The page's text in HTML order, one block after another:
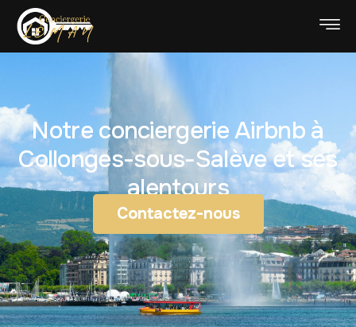
Notre conciergerie Airbnb à
Collonges-sous-Salève et ses
alentours
Contactez-nous